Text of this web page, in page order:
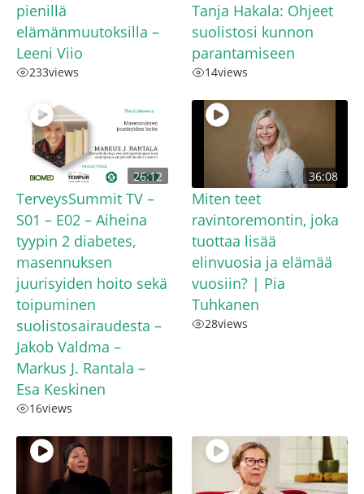
pienillä
elämänmuutoksilla –
Leeni Viio
233views
Tanja Hakala: Ohjeet
suolistosi kunnon
parantamiseen
14views
26:12
TerveysSummit TV –
S01 – E02 – Aiheina
tyypin 2 diabetes,
masennuksen
juurisyiden hoito sekä
toipuminen
suolistosairaudesta –
Jakob Valdma –
Markus J. Rantala –
Esa Keskinen
16views
36:08
Miten teet
ravintoremontin, joka
tuottaa lisää
elinvuosia ja elämää
vuosiin? | Pia
Tuhkanen
28views